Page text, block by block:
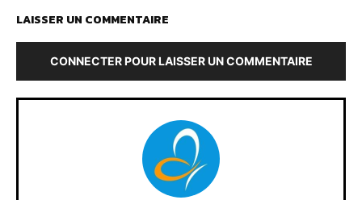
LAISSER UN COMMENTAIRE
CONNECTER POUR LAISSER UN COMMENTAIRE